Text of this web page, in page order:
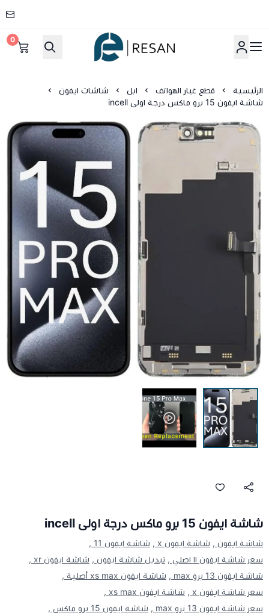
شركة ريسان
0
الرئيسية قطع غيار الهواتف ابل
شاشات ايفون
شاشة ايفون 15 برو ماكس درجة اولى incell
شاشة ايفون 15 برو ماكس درجة اولى incell
شاشة ايفون , شاشة ايفون x ,
شاشة ايفون 11 ,
سعر شاشة ايفون ١١ اصلي ,
تبديل شاشة ايفون , شاشة ايفون xr ,
شاشة ايفون 13 برو max ,
شاشة ايفون xs max أصلية ,
سعر شاشة ايفون x ,
شاشة ايفون xs max ,
سعر شاشة ايفون 13 برو max ,
شاشة ايفون 15 برو ماكس ,